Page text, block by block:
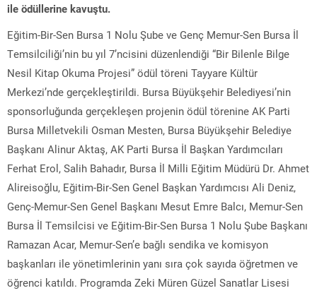
ile ödüllerine kavuştu.
Eğitim-Bir-Sen Bursa 1 Nolu Şube ve Genç Memur-Sen Bursa İl
Temsilciliği’nin bu yıl 7’ncisini düzenlendiği “Bir Bilenle Bilge
Nesil Kitap Okuma Projesi” ödül töreni Tayyare Kültür
Merkezi’nde gerçekleştirildi. Bursa Büyükşehir Belediyesi’nin
sponsorluğunda gerçekleşen projenin ödül törenine AK Parti
Bursa Milletvekili Osman Mesten, Bursa Büyükşehir Belediye
Başkanı Alinur Aktaş, AK Parti Bursa İl Başkan Yardımcıları
Ferhat Erol, Salih Bahadır, Bursa İl Milli Eğitim Müdürü Dr. Ahmet
Alireisoğlu, Eğitim-Bir-Sen Genel Başkan Yardımcısı Ali Deniz,
Genç-Memur-Sen Genel Başkanı Mesut Emre Balcı, Memur-Sen
Bursa İl Temsilcisi ve Eğitim-Bir-Sen Bursa 1 Nolu Şube Başkanı
Ramazan Acar, Memur-Sen’e bağlı sendika ve komisyon
başkanları ile yönetimlerinin yanı sıra çok sayıda öğretmen ve
öğrenci katıldı. Programda Zeki Müren Güzel Sanatlar Lisesi